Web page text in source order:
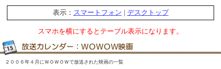
表示： スマートフォン デスクトップ
スマホを横にするとテーブル表示になります。
２００６年４月にＷＯＷＯＷで放送された映画の一覧